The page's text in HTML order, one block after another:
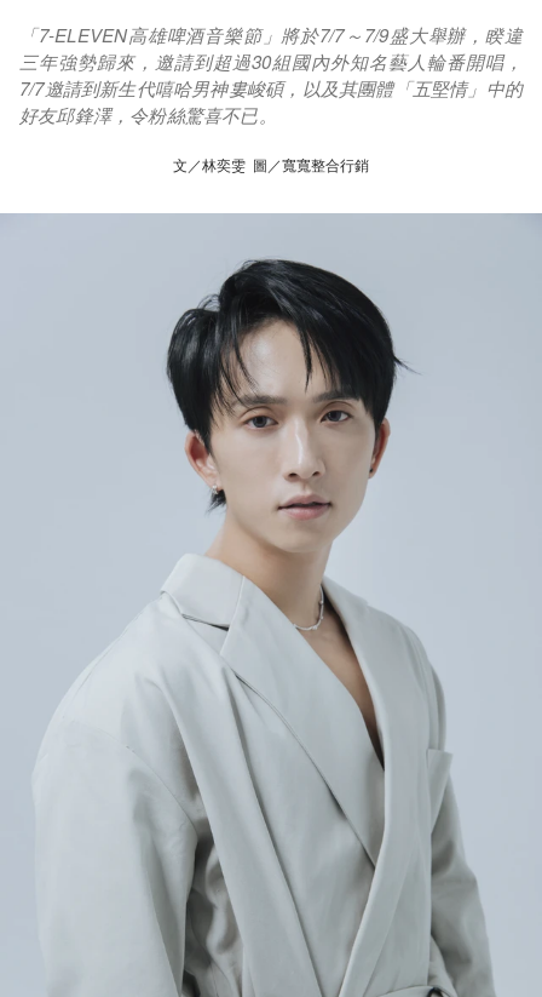
「7-ELEVEN高雄啤酒音樂節」將於7/7～7/9盛大舉辦，睽違
三年強勢歸來，邀請到超過30組國內外知名藝人輪番開唱，
7/7邀請到新生代嘻哈男神婁峻碩，以及其團體「五堅情」中的
好友邱鋒澤，令粉絲驚喜不已。
文／林奕雯 圖／寬寬整合行銷